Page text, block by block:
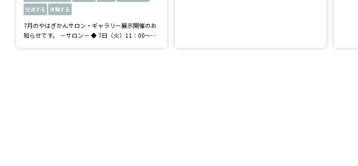
交流する
体験する
7月のやはぎかんサロン・ギャラリー展示開催のお
知らせです。 －サロン－ ◆ 7日（火）11：00～